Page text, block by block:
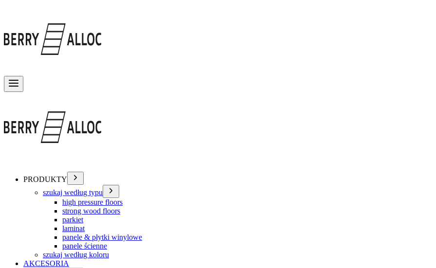
PRODUKTY
szukaj według typu
high pressure floors
strong wood floors
parkiet
laminat
panele & płytki winylowe
panele ścienne
szukaj według koloru
AKCESORIA